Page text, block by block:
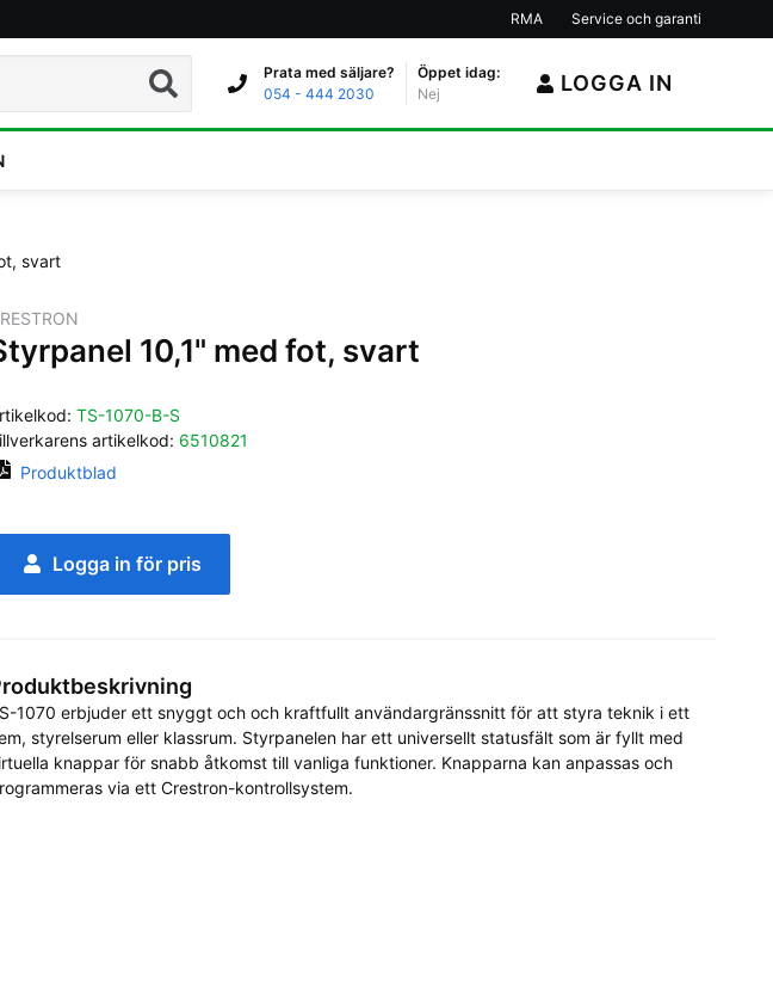
RMA Service och garanti
Sök
Prata med säljare?
054 - 444 2030
Öppet idag:
Nej
LOGGA IN
svart
10,1" med fot, svart
TS-1070-B-S
artikelkod: 6510821
Produktblad
Logga in för pris
1070 erbjuder ett snyggt och och kraftfullt användargränssnitt för att styra teknik i ett
styrelserum eller klassrum. Styrpanelen har ett universellt statusfält som är fyllt med
knappar för snabb åtkomst till vanliga funktioner. Knapparna kan anpassas och
via ett Crestron-kontrollsystem.